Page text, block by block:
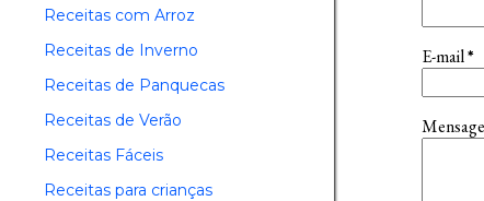
E-mail*
Receitas com Arroz
Receitas de Inverno
Receitas de Panquecas
Receitas de Verão
Receitas Fáceis
Receitas para crianças